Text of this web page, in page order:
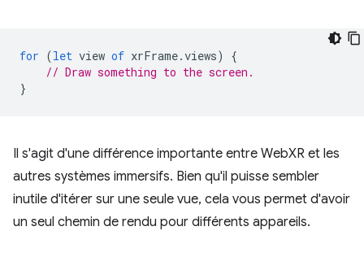
for (let view of xrFrame.views)
{
// Draw something to the screen.
}
Il s'agit d'une différence importante entre WebXR et les
autres systèmes immersifs. Bien qu'il puisse sembler
inutile d'itérer sur une seule vue, cela vous permet d'avoir
un seul chemin de rendu pour différents appareils.